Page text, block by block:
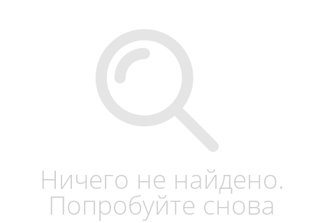
Ничего не найдено.
Попробуйте снова